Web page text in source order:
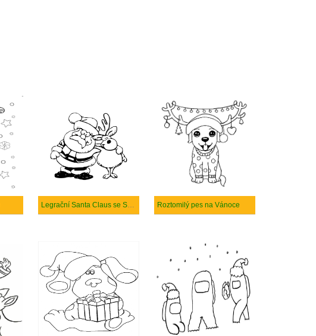
Legrační Santa Claus se Soby Roztomilý pes na Vánoce